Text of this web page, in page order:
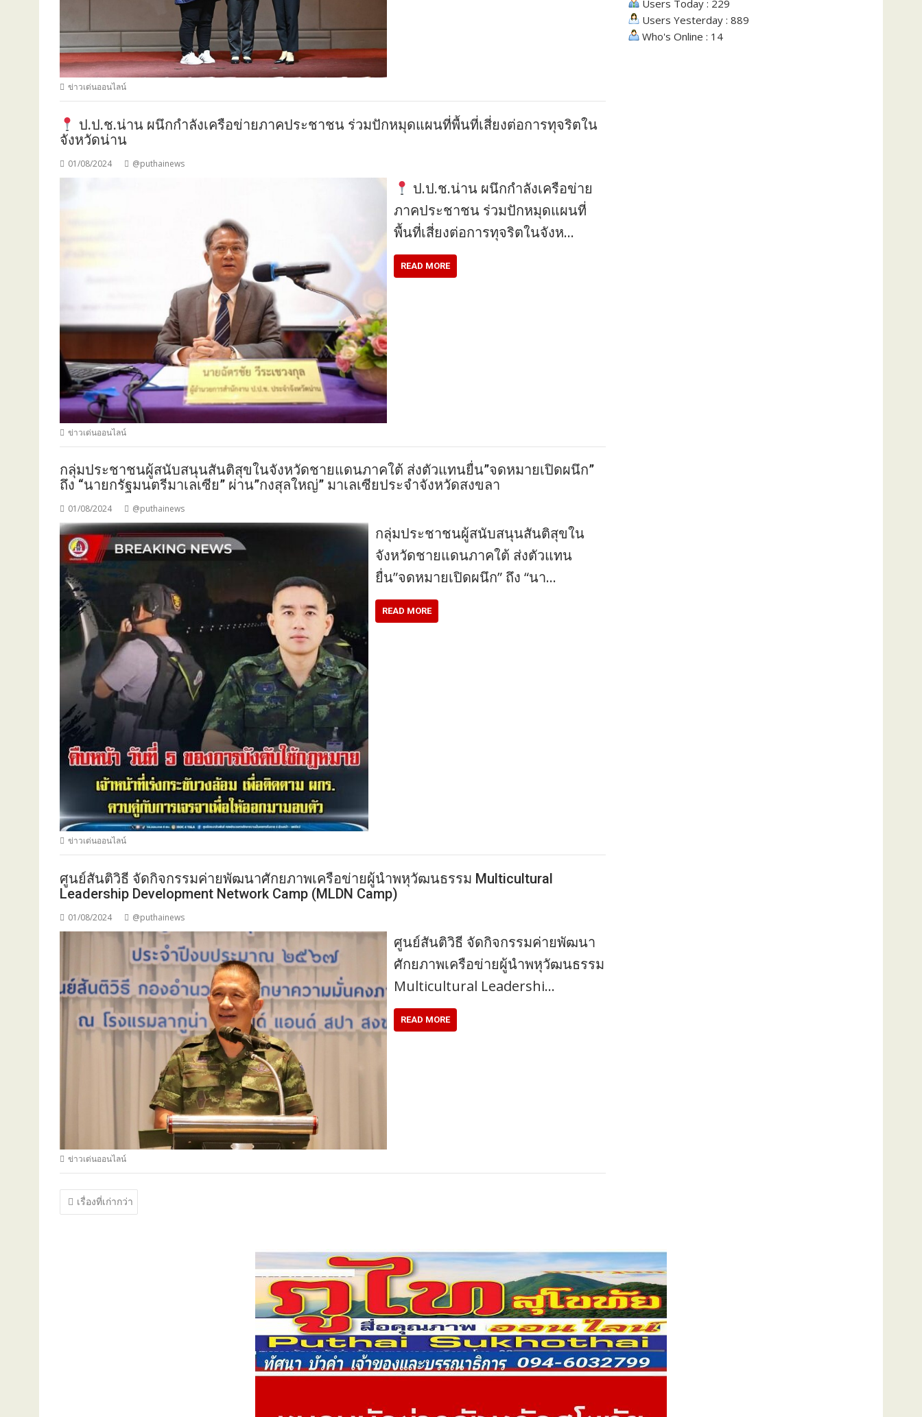
ข่าวเด่นออนไลน์
ป.ป.ช.น่าน ผนึกกำลังเครือข่ายภาคประชาชน ร่วมปักหมุดแผนที่พื้นที่เสี่ยงต่อการทุจริตใน
จังหวัดน่าน
01/08/2024 @puthainews
ป.ป.ช.น่าน ผนึกกำลังเครือข่าย
ภาคประชาชน ร่วมปักหมุดแผนที่
พื้นที่เสี่ยงต่อการทุจริตในจังห…
READ MORE
ข่าวเด่นออนไลน์
กลุ่มประชาชนผู้สนับสนุนสันติสุขในจังหวัดชายแดนภาคใต้ ส่งตัวแทนยื่น”จดหมายเปิดผนึก”
ถึง “นายกรัฐมนตรีมาเลเซีย” ผ่าน”กงสุลใหญ่” มาเลเซียประจำจังหวัดสงขลา
01/08/2024 @puthainews
กลุ่มประชาชนผู้สนับสนุนสันติสุขใน
จังหวัดชายแดนภาคใต้ ส่งตัวแทน
ยื่น”จดหมายเปิดผนึก” ถึง “นา…
READ MORE
ข่าวเด่นออนไลน์
ศูนย์สันติวิธี จัดกิจกรรมค่ายพัฒนาศักยภาพเครือข่ายผู้นำพหุวัฒนธรรม Multicultural
Leadership Development Network Camp (MLDN Camp)
01/08/2024 @puthainews
ศูนย์สันติวิธี จัดกิจกรรมค่ายพัฒนา
ศักยภาพเครือข่ายผู้นำพหุวัฒนธรรม
Multicultural Leadershi…
READ MORE
ข่าวเด่นออนไลน์
แนะแนว
เรื่อง
เรื่องที่เก่ากว่า
Users Today : 229
Users Yesterday : 889
Who's Online : 14